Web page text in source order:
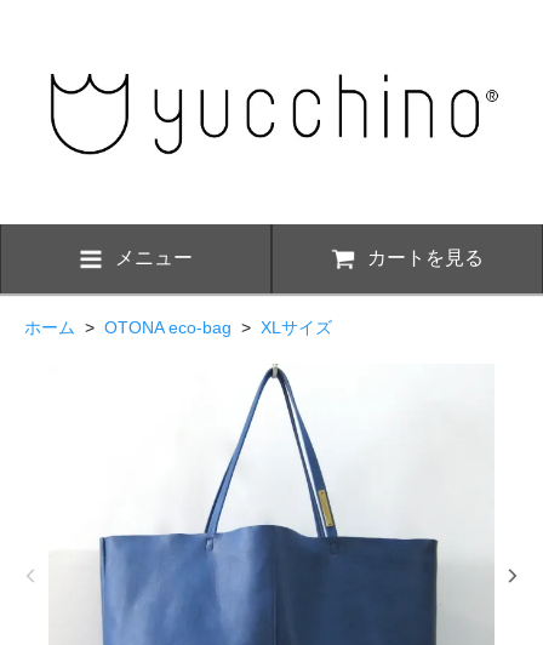
メニュー カートを見る
ホーム > OTONA eco-bag > XLサイズ